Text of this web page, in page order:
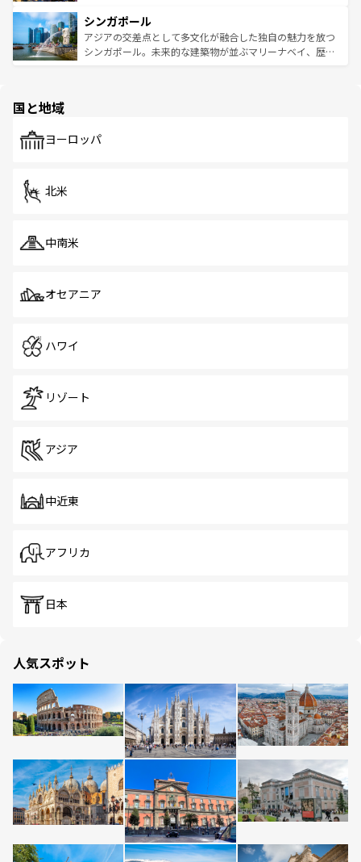
参照してほしい。
激する。気候は一年中温暖で、どの季節にも異なる楽しみ
が待っている。親しみやすいタイの人々、仏教を中心とし
た文化、そして多様な観光資源が、訪れる旅人を魅了し続
み、どこを訪れても感動するはず。観光スポットが密集し
ており、効率よく見どころを回れるのも魅力。息をのむよ
うな絶景から文化的な体験まで、香港を存分に楽しみ尽く
シンガポール
アジアの交差点として多文化が融合した独自の魅力を放つ
シンガポール。未来的な建築物が並ぶマリーナベイ、歴史
で、ホーカーズは地元の風情を楽しめる外せないスポット
国と地域
ヨーロッパ
北米
中南米
オセアニア
ハワイ
リゾート
アジア
中近東
アフリカ
日本
人気スポット